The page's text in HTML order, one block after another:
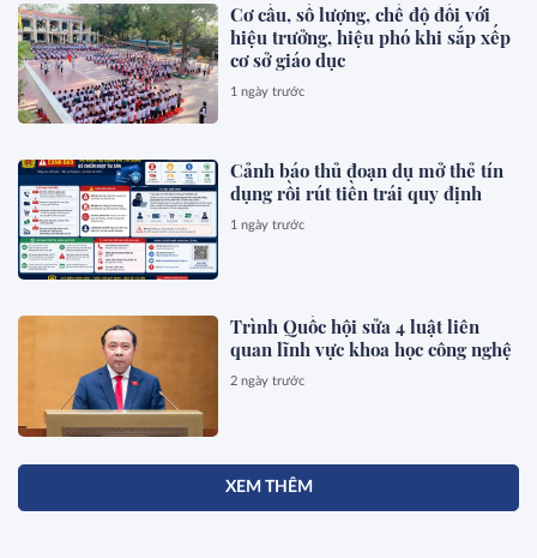
Cơ cấu, số lượng, chế độ đối với
hiệu trưởng, hiệu phó khi sắp xếp
cơ sở giáo dục
1 ngày trước
Cảnh báo thủ đoạn dụ mở thẻ tín
dụng rồi rút tiền trái quy định
1 ngày trước
Trình Quốc hội sửa 4 luật liên
quan lĩnh vực khoa học công nghệ
2 ngày trước
XEM THÊM